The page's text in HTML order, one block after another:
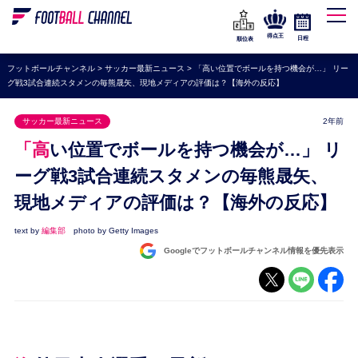
WEリーグ
海外サッカー
プレミアリーグ
ラ・リーガ
セリエA
ブンデスリーガ
UEFA
ナショナルチーム
順位表
得点王 日程
フットボールチャンネル> サッカー最新ニュース >
「高い位置でボールを持つ機会が…」 リー
グ戦3試合連続スタメンの毎熊晟矢、現地メディアの評価は？【海外の反応】
サッカー最新ニュース 2年前
「高い位置でボールを持つ機会が…」 リ
ーグ戦3試合連続スタメンの毎熊晟矢、
現地メディアの評価は？【海外の反応】
text by 編集部 photo by Getty Images
Googleでフットボールチャンネル情報を優先表示